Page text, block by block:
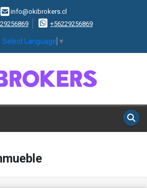
info@okibrokers.cl
+56229256869
Select Language ▼